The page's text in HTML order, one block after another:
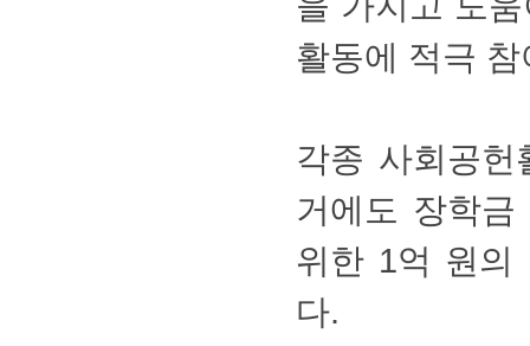
활동에적극참
각종사회공
거에도장학
위한1억원
다.